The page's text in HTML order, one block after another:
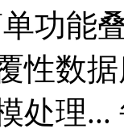
功能
性数
处理